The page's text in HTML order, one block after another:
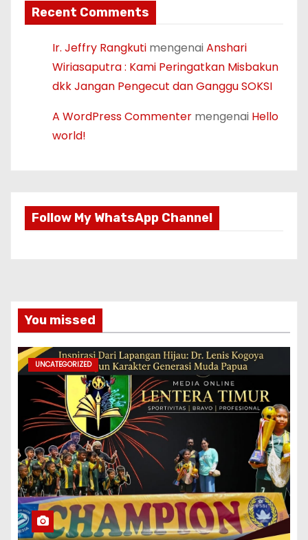
Recent Comments
Ir. Jeffry Rangkuti mengenaiAnshari
Wiriasaputra : Kami Peringatkan Misbakun
dkk Jangan Pengecut dan Ganggu SOKSI
A WordPress Commenter mengenai Hello
world!
Follow My WhatsApp Channel
You missed
UNCATEGORIZED